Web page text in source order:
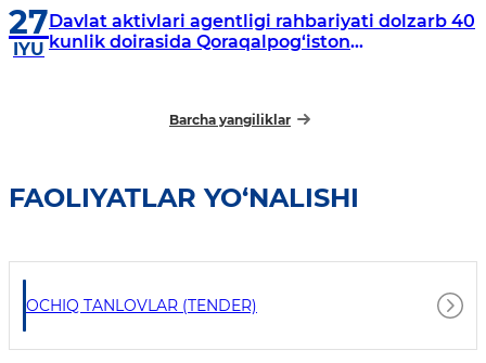
27
IYU
Davlat aktivlari agentligi rahbariyati dolzarb 40
kunlik doirasida Qoraqalpog‘iston
Barcha yangiliklar
FAOLIYATLAR YO‘NALISHI
OCHIQ TANLOVLAR (TENDER)